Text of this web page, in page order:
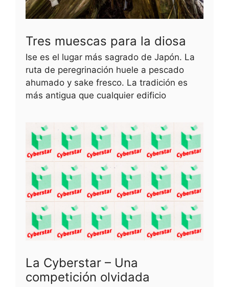
Tres muescas para la diosa
Ise es el lugar más sagrado de Japón. La
ruta de peregrinación huele a pescado
ahumado y sake fresco. La tradición es
más antigua que cualquier edificio
La Cyberstar – Una
competición olvidada